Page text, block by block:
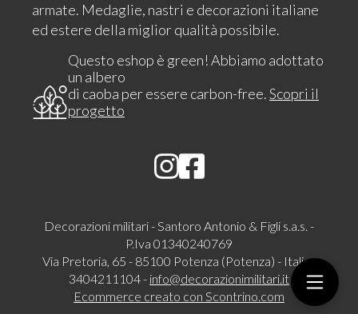
armate. Medaglie, nastri e decorazioni italiane
ed estere della miglior qualità possibile.
Questo eshop è green! Abbiamo adottato
un albero
di caoba per essere carbon-free.Scopri il
progetto
Decorazioni militari - Santoro Antonio & Figli s.a.s. -
P.Iva 01340240769
Via Pretoria, 65 - 85100 Potenza (Potenza) - Italia -
3404211104 - info@decorazionimilitari.it
Ecommerce creato con Scontrino.com